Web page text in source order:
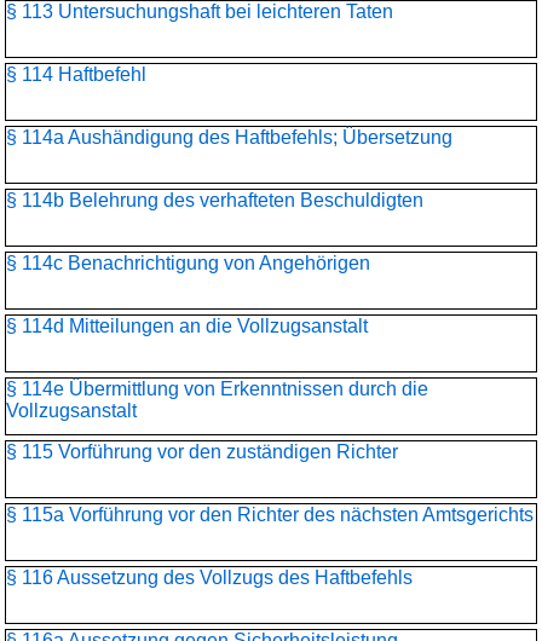
§ 113 Untersuchungshaft bei leichteren Taten
§ 114 Haftbefehl
§ 114a Aushändigung des Haftbefehls; Übersetzung
§ 114b Belehrung des verhafteten Beschuldigten
§ 114c Benachrichtigung von Angehörigen
§ 114d Mitteilungen an die Vollzugsanstalt
§ 114e Übermittlung von Erkenntnissen durch die
Vollzugsanstalt
§ 115 Vorführung vor den zuständigen Richter
§ 115a Vorführung vor den Richter des nächsten Amtsgerichts
§ 116 Aussetzung des Vollzugs des Haftbefehls